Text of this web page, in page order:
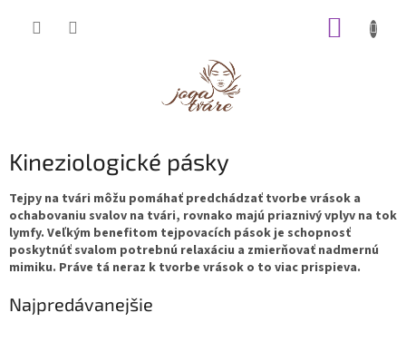
Kineziologické pásky
Tejpy na tvári môžu pomáhať predchádzať tvorbe vrások a
ochabovaniu svalov na tvári, rovnako majú priaznivý vplyv na tok
lymfy. Veľkým benefitom tejpovacích pások je schopnosť
poskytnúť svalom potrebnú relaxáciu a zmierňovať nadmernú
mimiku. Práve tá neraz k tvorbe vrások o to viac prispieva.
Najpredávanejšie